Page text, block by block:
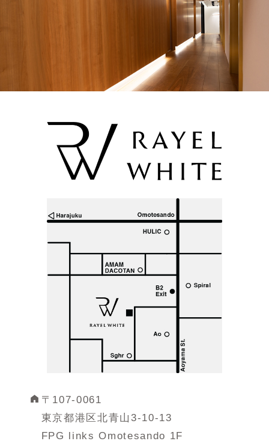
〒107-0061
東京都港区北青山3-10-13
FPG links Omotesando 1F